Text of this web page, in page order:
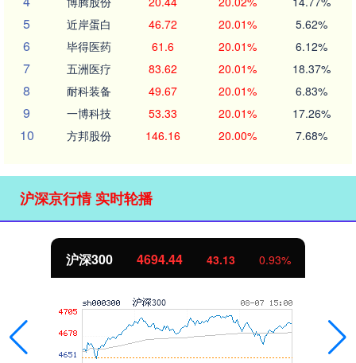
5 近岸蛋白 46.72 20.01% 5.62%
6 毕得医药 61.6 20.01% 6.12%
7 五洲医疗 83.62 20.01% 18.37%
8 耐科装备 49.67 20.01% 6.83%
9 一博科技 53.33 20.01% 17.26%
10 方邦股份 146.16 20.00% 7.68%
沪深京行情 实时轮播
北证50 1134.24 11.37 1.01%